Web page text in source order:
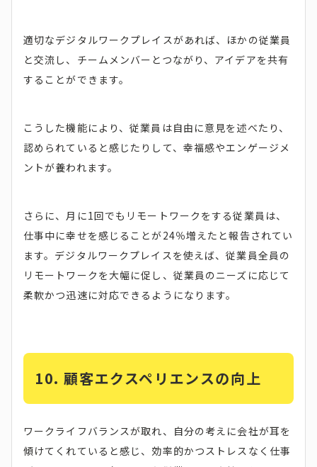
適切なデジタルワークプレイスがあれば、ほかの従業員
と交流し、チームメンバーとつながり、アイデアを共有
することができます。
こうした機能により、従業員は自由に意見を述べたり、
認められていると感じたりして、幸福感やエンゲージメ
ントが養われます。
さらに、月に1回でもリモートワークをする従業員は、
仕事中に幸せを感じることが24％増えたと報告されてい
ます。デジタルワークプレイスを使えば、従業員全員の
リモートワークを大幅に促し、従業員のニーズに応じて
柔軟かつ迅速に対応できるようになります。
10. 顧客エクスペリエンスの向上
ワークライフバランスが取れ、自分の考えに会社が耳を
傾けてくれていると感じ、効率的かつストレスなく仕事